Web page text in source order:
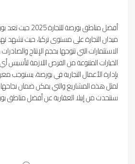
أفضل مناطق بورصة
ميدان التجارة على مستوى تركيا، حيث
الاستثمارات التي تتوجها بحجم الإنتاج
الخيارات المتنوعة من الفرص اللازمة لتأسيس
بإدارة الأعمال التجارية في بورصة، يستوجب
لمثل هذه المشاريع والتي يمكن ضمان
سنتحدث من إيبلا العقارية عن أفضل مناطق